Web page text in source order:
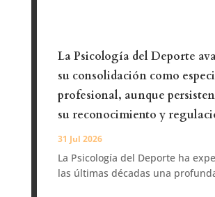
La Psicología del Deporte
su consolidación como
profesional, aunque
su reconocimiento y
31 Jul 2026
La Psicología del Deporte ha
las últimas décadas una